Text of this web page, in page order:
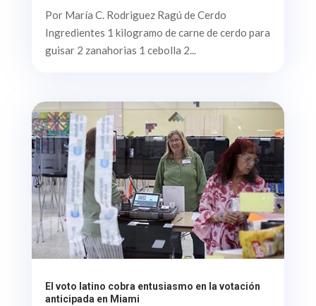
Por María C. Rodriguez Ragú de Cerdo
Ingredientes 1 kilogramo de carne de cerdo para
guisar 2 zanahorias 1 cebolla 2...
El voto latino cobra entusiasmo en la votación
anticipada en Miami